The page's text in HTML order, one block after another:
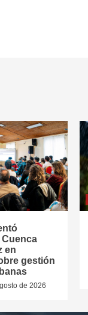
en
gestión
de 2026